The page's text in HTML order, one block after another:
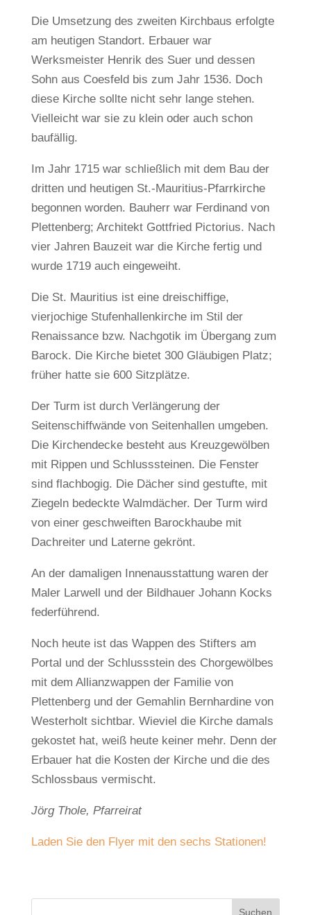
Die Umsetzung des zweiten Kirchbaus erfolgte
am heutigen Standort. Erbauer war
Werksmeister Henrik des Suer und dessen
Sohn aus Coesfeld bis zum Jahr 1536. Doch
diese Kirche sollte nicht sehr lange stehen.
Vielleicht war sie zu klein oder auch schon
baufällig.
Im Jahr 1715 war schließlich mit dem Bau der
dritten und heutigen St.-Mauritius-Pfarrkirche
begonnen worden. Bauherr war Ferdinand von
Plettenberg; Architekt Gottfried Pictorius. Nach
vier Jahren Bauzeit war die Kirche fertig und
wurde 1719 auch eingeweiht.
Die St. Mauritius ist eine dreischiffige,
vierjochige Stufenhallenkirche im Stil der
Renaissance bzw. Nachgotik im Übergang zum
Barock. Die Kirche bietet 300 Gläubigen Platz;
früher hatte sie 600 Sitzplätze.
Der Turm ist durch Verlängerung der
Seitenschiffwände von Seitenhallen umgeben.
Die Kirchendecke besteht aus Kreuzgewölben
mit Rippen und Schlusssteinen. Die Fenster
sind flachbogig. Die Dächer sind gestufte, mit
Ziegeln bedeckte Walmdächer. Der Turm wird
von einer geschweiften Barockhaube mit
Dachreiter und Laterne gekrönt.
An der damaligen Innenausstattung waren der
Maler Larwell und der Bildhauer Johann Kocks
federführend.
Noch heute ist das Wappen des Stifters am
Portal und der Schlussstein des Chorgewölbes
mit dem Allianzwappen der Familie von
Plettenberg und der Gemahlin Bernhardine von
Westerholt sichtbar. Wieviel die Kirche damals
gekostet hat, weiß heute keiner mehr. Denn der
Erbauer hat die Kosten der Kirche und die des
Schlossbaus vermischt.
Jörg Thole, Pfarreirat
Laden Sie den Flyer mit den sechs Stationen!